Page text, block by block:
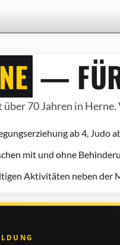
— FÜR
über 70 Jahren in
ab 4, Judo
mit und ohne
Aktivitäten neben der